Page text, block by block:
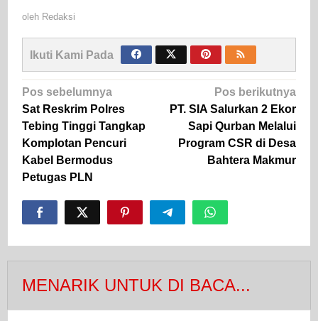
oleh Redaksi
Ikuti Kami Pada
Navigasi
pos
Pos sebelumnya
Sat Reskrim Polres
Tebing Tinggi Tangkap
Komplotan Pencuri
Kabel Bermodus
Petugas PLN
Pos berikutnya
PT. SIA Salurkan 2 Ekor
Sapi Qurban Melalui
Program CSR di Desa
Bahtera Makmur
MENARIK UNTUK DI BACA...